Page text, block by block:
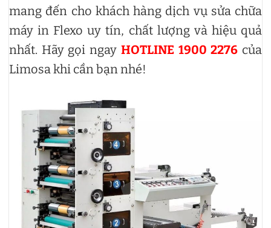
mang đến cho khách hàng dịch vụ sửa chữa
máy in Flexo uy tín, chất lượng và hiệu quả
nhất. Hãy gọi ngay HOTLINE 1900 2276 của
Limosa khi cần bạn nhé!